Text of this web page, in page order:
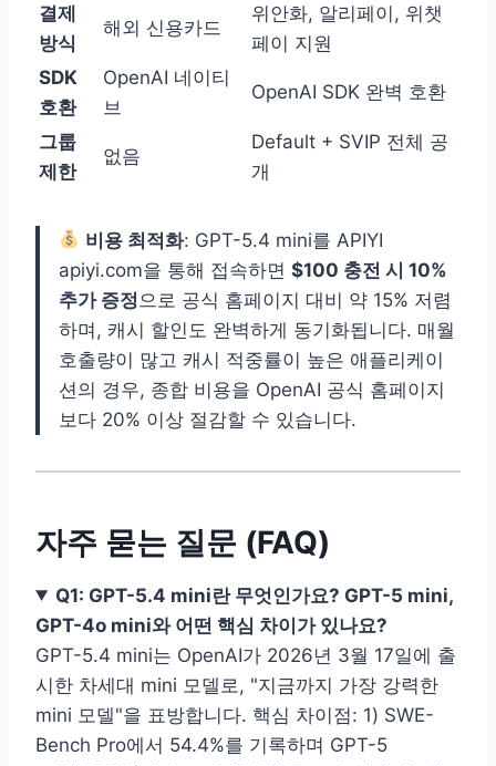
결제
방식
해외 신용카드
위안화, 알리페이, 위챗
페이 지원
SDK
호환
OpenAI 네이티
브
OpenAI SDK 완벽 호환
그룹
제한
없음
Default + SVIP 전체 공
개
비용 최적화: GPT-5.4 mini를 APIYI
apiyi.com을 통해 접속하면 $100 충전 시 10%
추가 증정 으로 공식 홈페이지 대비 약 15% 저렴
하며, 캐시 할인도 완벽하게 동기화됩니다. 매월
호출량이 많고 캐시 적중률이 높은 애플리케이
션의 경우, 종합 비용을 OpenAI 공식 홈페이지
보다 20% 이상 절감할 수 있습니다.
자주 묻는 질문 (FAQ)
Q1: GPT-5.4 mini란 무엇인가요? GPT-5 mini,
GPT-4o mini와 어떤 핵심 차이가 있나요?
GPT-5.4 mini는 OpenAI가 2026년 3월 17일에 출
시한 차세대 mini 모델로, "지금까지 가장 강력한
mini 모델"을 표방합니다. 핵심 차이점: 1) SWE-
Bench Pro에서 54.4%를 기록하며 GPT-5